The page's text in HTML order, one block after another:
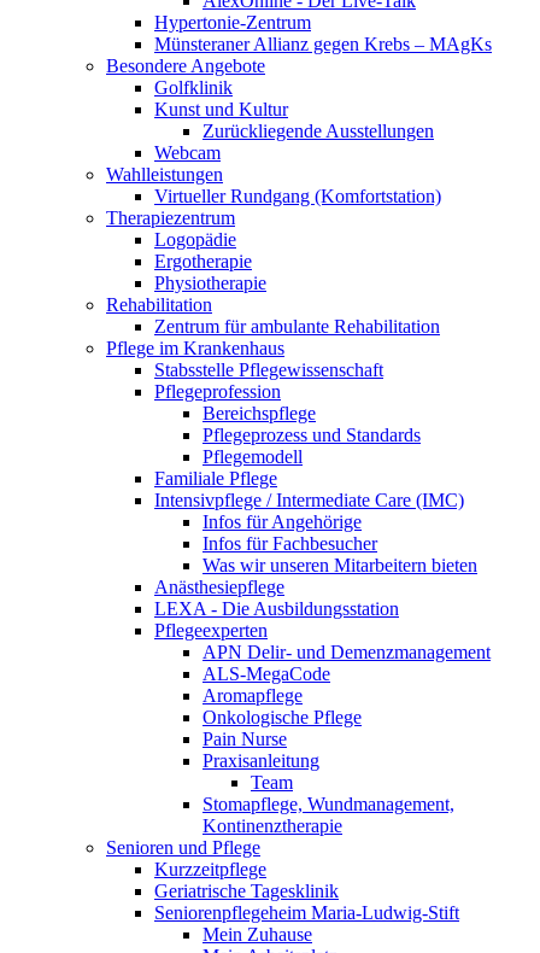
Hypertonie-Zentrum
Münsteraner Allianz gegen Krebs – MAgKs
Besondere Angebote
Golfklinik
Kunst und Kultur
Zurückliegende Ausstellungen
Webcam
Wahlleistungen
Virtueller Rundgang (Komfortstation)
Therapiezentrum
Logopädie
Ergotherapie
Physiotherapie
Rehabilitation
Zentrum für ambulante Rehabilitation
Pflege im Krankenhaus
Stabsstelle Pflegewissenschaft
Pflegeprofession
Bereichspflege
Pflegeprozess und Standards
Pflegemodell
Familiale Pflege
Intensivpflege / Intermediate Care (IMC)
Infos für Angehörige
Infos für Fachbesucher
Was wir unseren Mitarbeitern bieten
Anästhesiepflege
LEXA - Die Ausbildungsstation
Pflegeexperten
APN Delir- und Demenzmanagement
ALS-MegaCode
Aromapflege
Onkologische Pflege
Pain Nurse
Praxisanleitung
Team
Stomapflege, Wundmanagement,
Kontinenztherapie
Senioren und Pflege
Kurzzeitpflege
Geriatrische Tagesklinik
Seniorenpflegeheim Maria-Ludwig-Stift
Mein Zuhause